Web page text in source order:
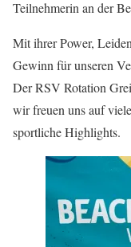
Teilnehmerin an der
Mit ihrer Power,
Gewinn für unseren
Der RSV Rotation
wir freuen uns auf
sportliche Highlights.